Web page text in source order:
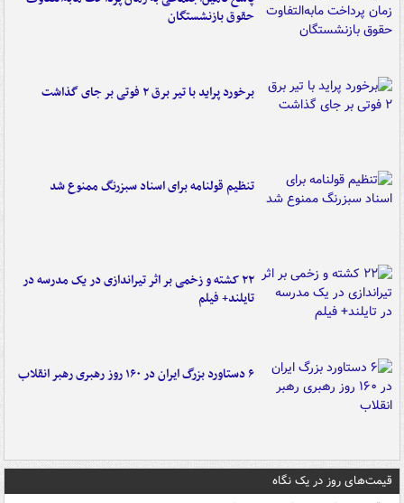
حقوق بازنشستگان
برخورد پراید با تیر برق ۲ فوتی بر جای گذاشت
تنظیم قولنامه برای اسناد سبزرنگ ممنوع شد
۲۲ کشته و زخمی بر اثر تیراندازی در یک مدرسه در
تایلند+ فیلم
۶ دستاورد بزرگ ایران در ۱۶۰ روز رهبری رهبر انقلاب
قیمت‌های روز در یک نگاه